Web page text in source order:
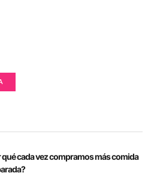
qué cada vez compramos más comida